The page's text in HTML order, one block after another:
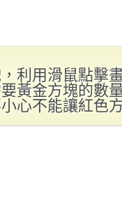
利用滑鼠點擊
黃金方塊的數
心不能讓紅色